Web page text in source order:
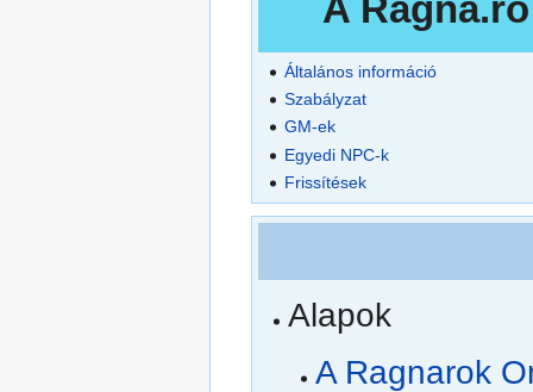
A
Általános információ
Szabályzat
GM-ek
Egyedi NPC-k
Frissítések
Alapok
A Ragnarok